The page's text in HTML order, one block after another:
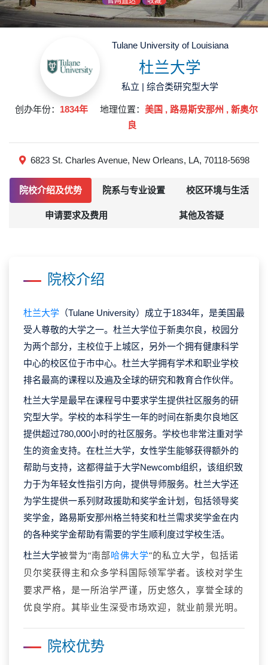
Tulane University of Louisiana
杜兰大学
私立 | 综合类研究型大学
创办年份： 1834年 地理位置： 美国 , 路易斯安那州 , 新奥尔
良
6823 St. Charles Avenue, New Orleans, LA, 70118-5698
院校介绍及优势 院系与专业设置 校区环境与生活
申请要求及费用 其他及答疑
院校介绍
杜兰大学 （Tulane University）成立于1834年，是美国最
受人尊敬的大学之一。杜兰大学位于新奥尔良，校园分
为两个部分，主校位于上城区，另外一个拥有健康科学
中心的校区位于市中心。杜兰大学拥有学术和职业学校
排名最高的课程以及遍及全球的研究和教育合作伙伴。
杜兰大学是最早在课程号中要求学生提供社区服务的研
究型大学。学校的本科学生一年的时间在新奥尔良地区
提供超过780,000小时的社区服务。学校也非常注重对学
生的资金支持。在杜兰大学，女性学生能够获得额外的
帮助与支持，这都得益于大学Newcomb组织，该组织致
力于为年轻女性指引方向，提供导师服务。杜兰大学还
为学生提供一系列财政援助和奖学金计划，包括领导奖
奖学金，路易斯安那州格兰特奖和杜兰需求奖学金在内
的各种奖学金帮助有需要的学生顺利度过学校生活。
杜兰大学被誉为“南部哈佛大学”的私立大学，包括诺
贝尔奖获得主和众多学科国际领军学者。该校对学生
要求严格，是一所治学严谨，历史悠久，享誉全球的
优良学府。其毕业生深受市场欢迎，就业前景光明。
院校优势